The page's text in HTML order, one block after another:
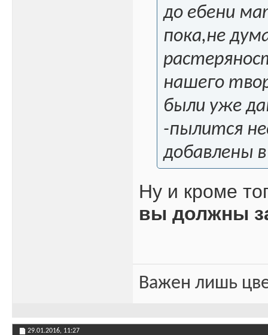
до ебени
пока,не
нашего
были уже
-пылится
добавлены
Ну и кроме
вы должны
Важен лишь
29.01.2016, 11:27